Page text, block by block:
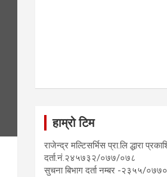
हाम्रो टिम
राजेन्द्र मल्टिसर्भिस प्रा.लि द्धारा
दर्ता.नं.२४५७३२/०७७/०७८
सुचना बिभाग दर्ता नम्बर -२३५५/